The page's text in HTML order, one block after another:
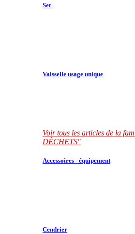
Set
Vaisselle usage unique
Voir tous les articles de la
DÉCHETS"
Accessoires - équipement
Cendrier